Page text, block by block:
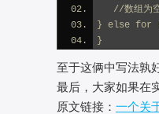
//数组为空
} else for
}
至于这俩中写法孰
最后，大家如果在
原文链接： 一个关